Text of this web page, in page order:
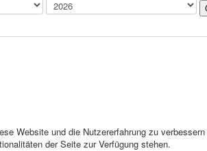
Website und die Nutzererfahrung zu
der Seite zur Verfügung stehen.